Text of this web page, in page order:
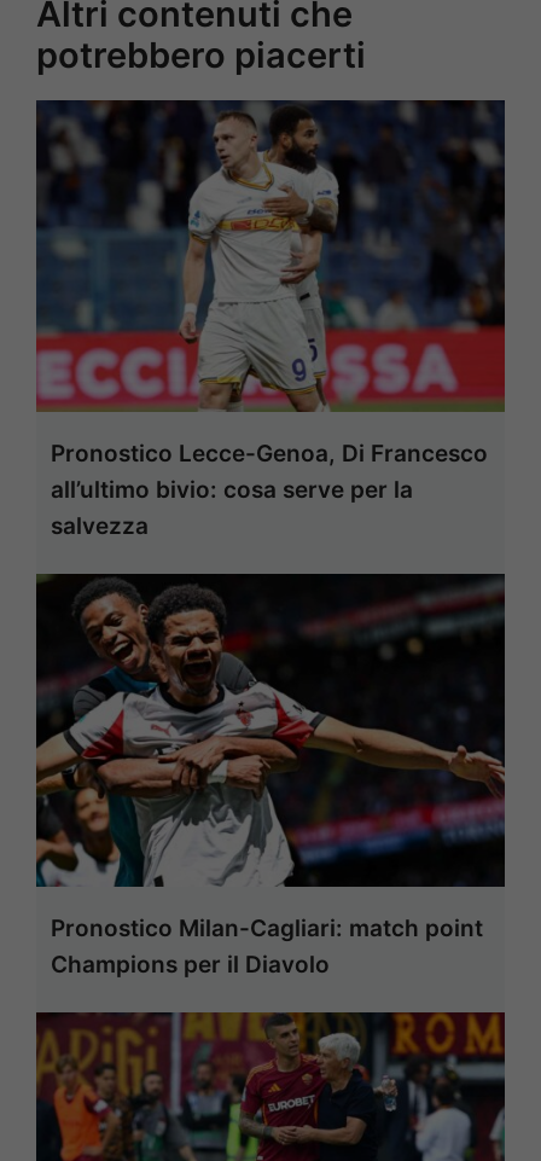
Altri contenuti che
potrebbero piacerti
Pronostico Lecce-Genoa, Di Francesco
all’ultimo bivio: cosa serve per la
salvezza
Pronostico Milan-Cagliari: match point
Champions per il Diavolo